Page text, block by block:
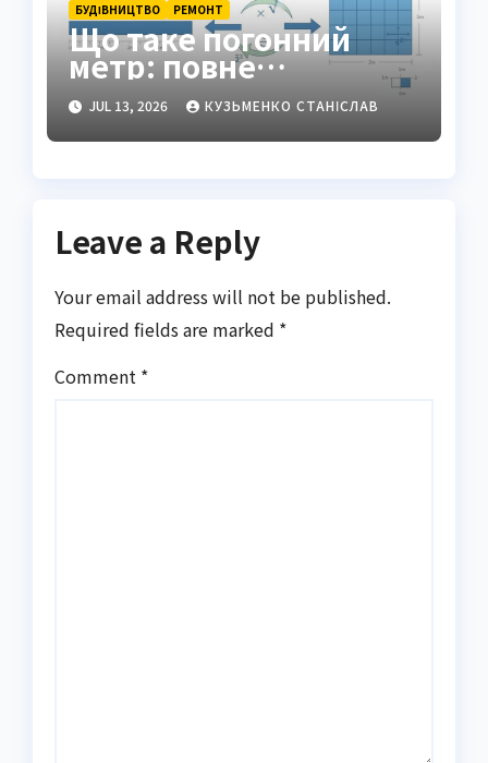
БУДІВНИЦТВО РЕМОНТ
Що таке погонний
метр: повне
пояснення для
новачків і
професіоналів
JUL 13, 2026 КУЗЬМЕНКО СТАНІСЛАВ
Leave a Reply
Your email address will not be published.
Required fields are marked *
Comment *